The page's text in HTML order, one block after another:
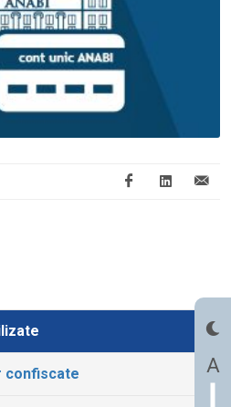
A
confiscate